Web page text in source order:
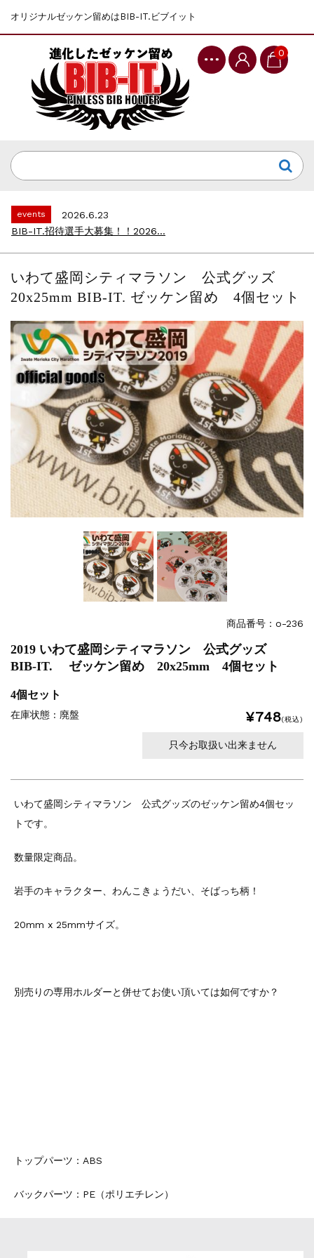
オリジナルゼッケン留めはBIB-IT.ビブイット
0
第46回 丹波篠山ABCマラソン...
events
2026.7.8
events
2026.6.23
BIB-IT.招待選手大募集！！2026...
events
2026.2.2
仙台国際ハーフマラソン2026 大会オリ...
第46回 丹波篠山ABCマラソン...
events
2026.7.8
上尾シティハーフマラソン2026 記念T...
events
2026.6.23
BIB-IT.招待選手大募集！！2026...
events
2026.3.26
BIB-IT.のZERO WASTE...
events
2026.2.2
仙台国際ハーフマラソン2026 大会オリ...
2025.10.1
第46回 丹波篠山ABCマラソン...
いわて盛岡シティマラソン 公式グッズ
20x25mm BIB-IT. ゼッケン留め 4個セット
商品番号：o-236
2019 いわて盛岡シティマラソン 公式グッズ
BIB-IT. ゼッケン留め 20x25mm 4個セット
4個セット
在庫状態 : 廃盤 ¥748(税込)
只今お取扱い出来ません
いわて盛岡シティマラソン 公式グッズのゼッケン留め4個セッ
トです。
数量限定商品。
岩手のキャラクター、わんこきょうだい、そばっち柄！
20mm x 25mmサイズ。
別売りの専用ホルダーと併せてお使い頂いては如何ですか？
トップパーツ：ABS
バックパーツ：PE（ポリエチレン）